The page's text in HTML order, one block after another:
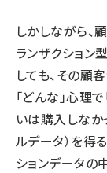
しかしながら、
ランザクション
しても、その顧
「どんな」心理
いは購入しなか
ルデータ）を得
ションデータの